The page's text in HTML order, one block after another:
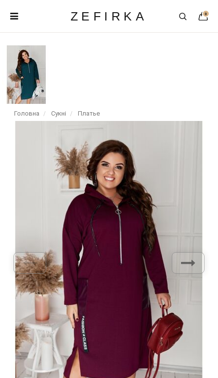
ZEFIRKA 0
Головна Сукні Платье